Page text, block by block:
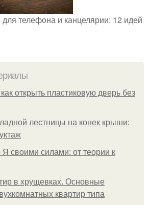
телефона и канцелярии: 12 идей
открыть пластиковую дверь без
лестницы на конек крыши:
своими силами: от теории к
в хрущевках. Основные
квартир типа